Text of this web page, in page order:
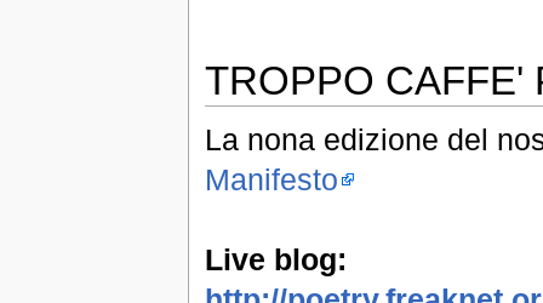
TROPPO CAFFE'
La nona edizione del
Manifesto
Live blog: